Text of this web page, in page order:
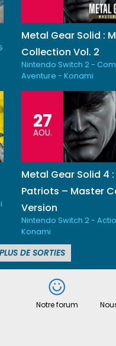
Metal Gear Solid :
Collection Vol. 2
Nintendo Switch 2 -
Aventure - Konami
27
AOU.
Metal Gear Solid 4
Patriots – Master
Version
Nintendo Switch 2 -
Konami
DE SORTIES
Notre forum